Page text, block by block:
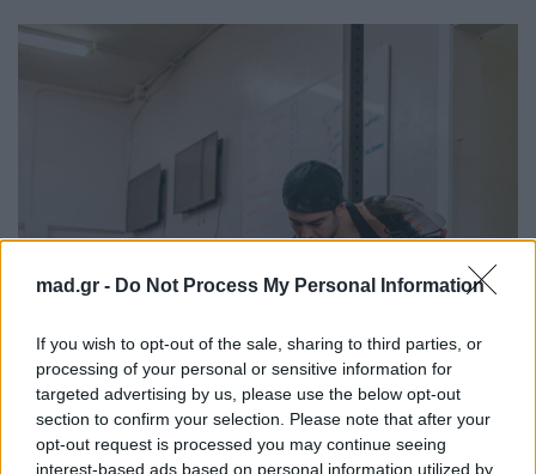
mad.gr - Do Not Process My Personal Information
If you wish to opt-out of the sale, sharing to third parties, or
processing of your personal or sensitive information for
targeted advertising by us, please use the below opt-out
section to confirm your selection. Please note that after your
opt-out request is processed you may continue seeing
interest-based ads based on personal information utilized by